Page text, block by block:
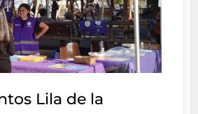
Lila de la